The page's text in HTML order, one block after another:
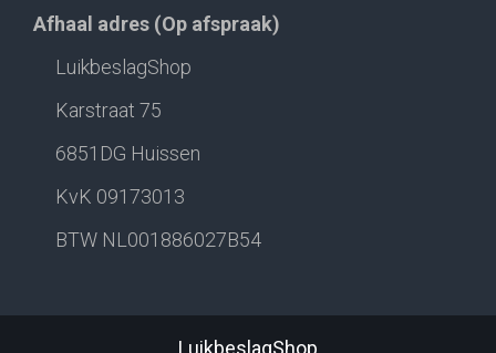
Afhaal adres (Op afspraak)
LuikbeslagShop
Karstraat 75
6851DG Huissen
KvK 09173013
BTW NL001886027B54
LuikbeslagShop